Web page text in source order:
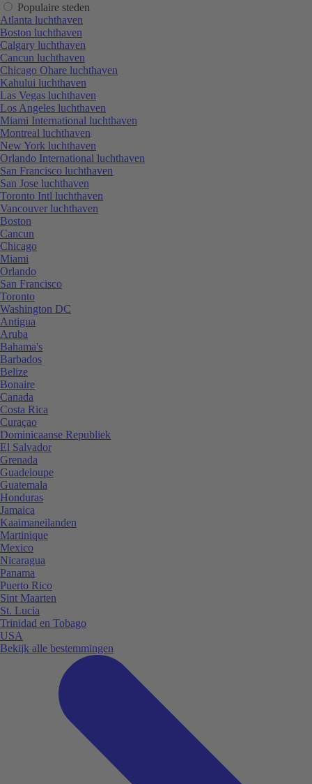
Populaire steden
Atlanta luchthaven
Boston luchthaven
Calgary luchthaven
Cancun luchthaven
Chicago Ohare luchthaven
Kahului luchthaven
Las Vegas luchthaven
Los Angeles luchthaven
Miami International luchthaven
Montreal luchthaven
New York luchthaven
Orlando International luchthaven
San Francisco luchthaven
San Jose luchthaven
Toronto Intl luchthaven
Vancouver luchthaven
Boston
Cancun
Chicago
Miami
Orlando
San Francisco
Toronto
Washington DC
Antigua
Aruba
Bahama's
Barbados
Belize
Bonaire
Canada
Costa Rica
Curaçao
Dominicaanse Republiek
El Salvador
Grenada
Guadeloupe
Guatemala
Honduras
Jamaica
Kaaimaneilanden
Martinique
Mexico
Nicaragua
Panama
Puerto Rico
Sint Maarten
St. Lucia
Trinidad en Tobago
USA
Bekijk alle bestemmingen